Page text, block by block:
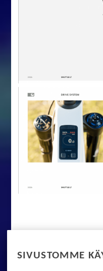
SIVUSTOMME
BOSCH-TEHO JA